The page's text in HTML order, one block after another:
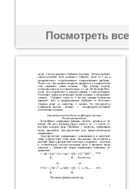
Посмотреть